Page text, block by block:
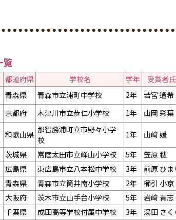
覧
都道府県 学校名 学年 受賞者
青森県 青森市立浦町中学校 2年 若宮 遙希
京都府 木津川市立恭仁小学校 1年 山岡 彩葉
和歌山県 那智勝浦町立市野々小学
校
1年 山﨑 媛
茨城県 常陸太田市立峰山小学校 5年 笠原 穂
広島県 東広島市立八本松中学校 3年 前原 ひま
青森県 青森市立筒井南小学校 2年 櫛󠄁引 小京
大阪府 茨木市立山手台小学校 5年 岩﨑 青志
千葉県 成田高等学校付属中学校 3年 湯田 さく